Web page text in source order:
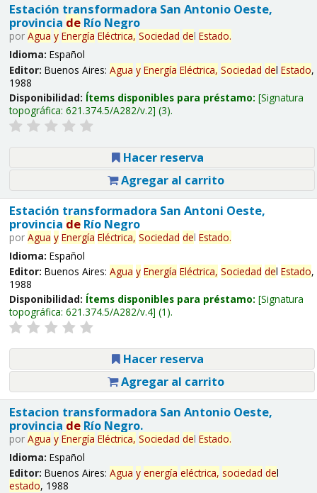
Estación transformadora San Antonio Oeste,
provincia deRío Negro
por Agua y Energía Eléctrica, Sociedad del Estado.
Idioma: Español
Editor: Buenos Aires: Agua y Energía Eléctrica, Sociedad del Estado,
1988
Disponibilidad: Ítems disponibles para préstamo: Signatura
topográfica: 621.374.5/A282/v.2 (3).
Hacer reserva
Agregar al carrito
Estación transformadora San Antoni Oeste,
provincia deRío Negro
por Agua y Energía Eléctrica, Sociedad del Estado.
Idioma: Español
Editor: Buenos Aires: Agua y Energía Eléctrica, Sociedad del Estado,
1988
Disponibilidad: Ítems disponibles para préstamo: Signatura
topográfica: 621.374.5/A282/v.4 (1).
Hacer reserva
Agregar al carrito
Estacion transformadora San Antonio Oeste,
provincia deRío Negro.
por Agua y Energía Eléctrica, Sociedad del Estado.
Idioma: Español
Editor: Buenos Aires: Agua y energía eléctrica, sociedad del
estado, 1988